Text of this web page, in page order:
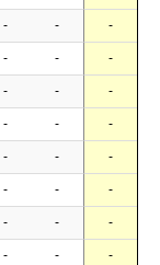
- - -
- - -
- - -
- - -
- - -
- - -
- - -
- - -